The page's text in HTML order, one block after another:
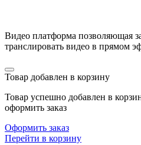
Видео платформа позволяющая
транслировать видео в прямом
Товар добавлен в корзину
Товар успешно добавлен в
оформить заказ
Оформить заказ
Перейти в корзину